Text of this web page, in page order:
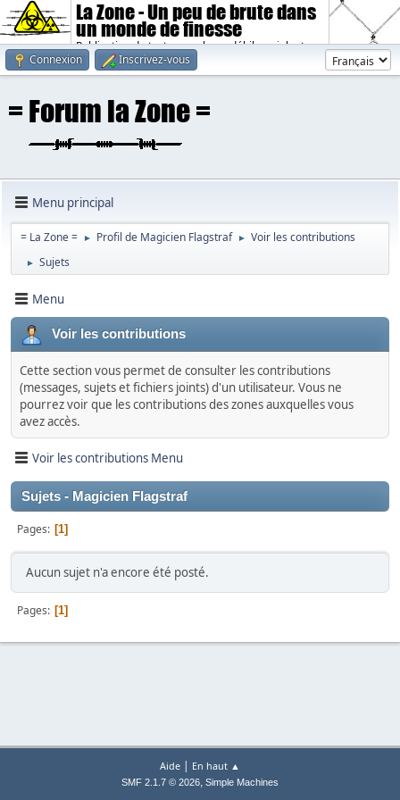
La Zone - Un peu de brute dans
un monde de finesse
Publication de textes sombres, débiles, violents.
Connexion
Inscrivez-vous
Menu principal
= La Zone = ► Profil de Magicien Flagstraf ► Voir les contributions
► Sujets
Menu
Voir les contributions
Cette section vous permet de consulter les contributions
(messages, sujets et fichiers joints) d'un utilisateur. Vous ne
pourrez voir que les contributions des zones auxquelles vous
avez accès.
Voir les contributions Menu
Sujets - Magicien Flagstraf
Pages 1
Aucun sujet n'a encore été posté.
Pages 1
Aide | En haut ▲
SMF 2.1.7 © 2026, Simple Machines